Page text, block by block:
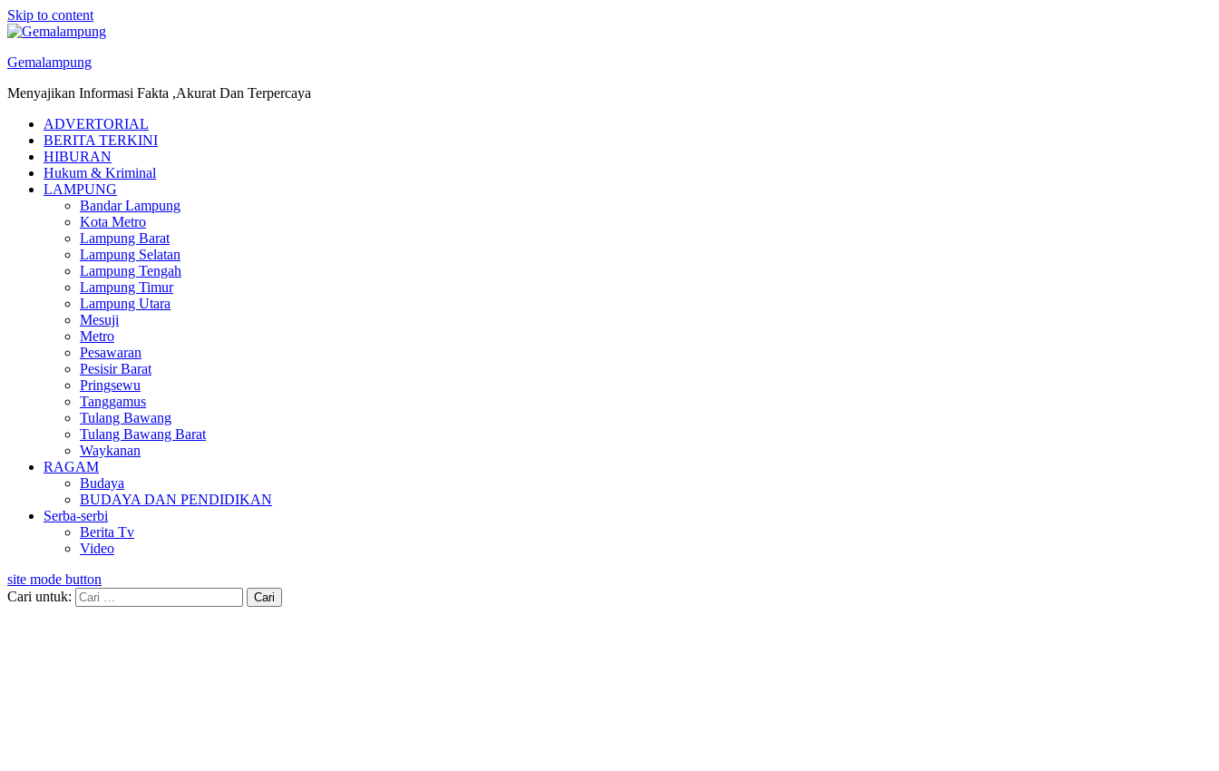
Skip to content
Gemalampung
Menyajikan Informasi Fakta ,Akurat Dan Terpercaya
ADVERTORIAL
BERITA TERKINI
HIBURAN
Hukum & Kriminal
LAMPUNG
Bandar Lampung
Kota Metro
Lampung Barat
Lampung Selatan
Lampung Tengah
Lampung Timur
Lampung Utara
Mesuji
Metro
Pesawaran
Pesisir Barat
Pringsewu
Tanggamus
Tulang Bawang
Tulang Bawang Barat
Waykanan
RAGAM
Budaya
BUDAYA DAN PENDIDIKAN
Serba-serbi
Berita Tv
Video
site mode button
Cari untuk: